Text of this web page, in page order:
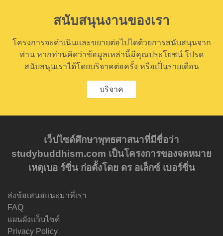
สนับสนุนงานของเรา
โครงการจะดำเนินและขยายต่อไปไดด้วยการสนับสนุนจาก
ท่าน หากท่านคิดว่าข้อมูลเหล่านี้มีคุณประโยชน์ โปรด
สนับสนุนเราได้โดยบริจาคต่อครั้ง หรือเป็นรายเดือน
บริจาค
เว็ปไซด์ศึกษาพุทธศาสนาที่มีชื่อว่า
studybuddhism.com เป็นโครงการของจดหมาย
เหตุเบอ ร์ซิ่น ก่อตั้งโดย ดร อเล็กซ์ เบอร์ซิ่น
ส่งข้อเสนอแนะมาที่เรา
FAQ
แผนผังแว็บไซด์
Privacy Policy